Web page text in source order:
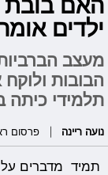
ילדים
מעצב
הבובות
תלמידי כיתה
נועה ריינה פרסום ראשון: 20/11/
תמיד מדברים על